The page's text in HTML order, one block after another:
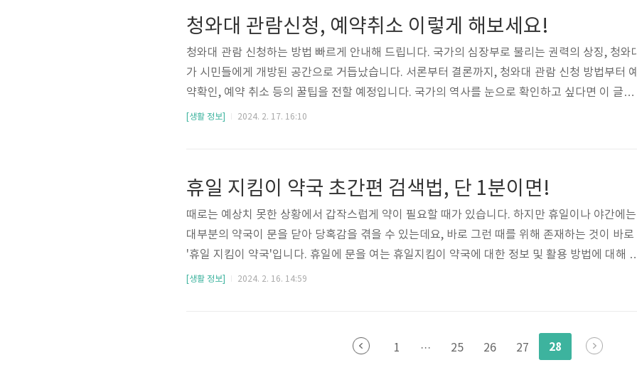
청와대 관람신청, 예약취소 이렇게 해보세요!
청와대 관람 신청하는 방법 빠르게 안내해 드립니다. 국가의 심장부로 불리는 권력의 상징, 청와
가 시민들에게 개방된 공간으로 거듭났습니다. 서론부터 결론까지, 청와대 관람 신청 방법부터
약확인, 예약 취소 등의 꿀팁을 전할 예정입니다. 국가의 역사를 눈으로 확인하고 싶다면 이 글을
주의 깊게 읽어주시길 바랍니다. 청와대 관람신청 바로가기 청와대 관람신청 예약조회 1. 청와대
니다. (2) [날짜별 신청현황 조회 및 예약신청]을 ..
[생활 정보] 2024. 2. 17. 16:10
휴일 지킴이 약국 초간편 검색법, 단 1분이면!
때로는 예상치 못한 상황에서 갑작스럽게 약이 필요할 때가 있습니다. 하지만 휴일이나 야간에는
대부분의 약국이 문을 닫아 당혹감을 겪을 수 있는데요, 바로 그런 때를 위해 존재하는 것이 바로
'휴일 지킴이 약국'입니다. 휴일에 문을 여는 휴일지킴이 약국에 대한 정보 및 활용 방법에 대해
려드리도록 하겠습니다. 휴일 지킴이 약국 바로가기 처방전 없이 살 수 있는 의약품 1. 휴일 지킴
약국을 검색할 수 있는 [심야 약국 검색]이 있습니다. ※ 반드시 미리 전화로 확인하신 후 휴일 지
킴이 약국을 방문해 주시길 바랍니다..
[생활 정보] 2024. 2. 16. 14:59
1 ··· 25 26 27 28